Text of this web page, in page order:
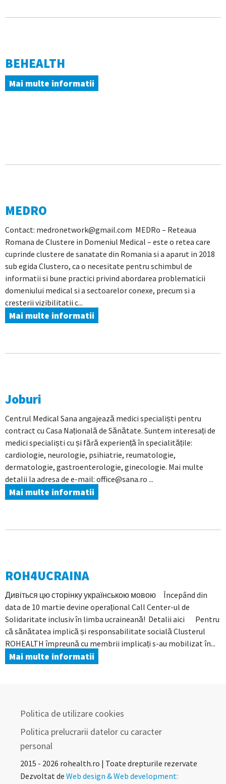
BEHEALTH
Mai multe informatii
MEDRO
Contact: medronetwork@gmail.com MEDRo – Reteaua
Romana de Clustere in Domeniul Medical – este o retea care
cuprinde clustere de sanatate din Romania si a aparut in 2018
sub egida Clustero, ca o necesitate pentru schimbul de
informatii si bune practici privind abordarea problematicii
domeniului medical si a sectoarelor conexe, precum si a
cresterii vizibilitatii c...
Mai multe informatii
Joburi
Centrul Medical Sana angajează medici specialiști pentru
contract cu Casa Națională de Sănătate. Suntem interesați de
medici specialiști cu și fără experiență în specialitățile:
cardiologie, neurologie, psihiatrie, reumatologie,
dermatologie, gastroenterologie, ginecologie. Mai multe
detalii la adresa de e-mail: office@sana.ro ...
Mai multe informatii
ROH4UCRAINA
Дивіться цю сторінку українською мовою Începând din
data de 10 martie devine operațional Call Center-ul de
Solidaritate inclusiv în limba ucraineană! Detalii aici Pentru
că sănătatea implică și responsabilitate socială Clusterul
ROHEALTH împreună cu membrii implicați s-au mobilizat în...
Mai multe informatii
2015 - 2026 rohealth.ro | Toate drepturile rezervate
Dezvoltat de Web design & Web development:
Politica de utilizare cookies
Politica prelucrarii datelor cu caracter
personal